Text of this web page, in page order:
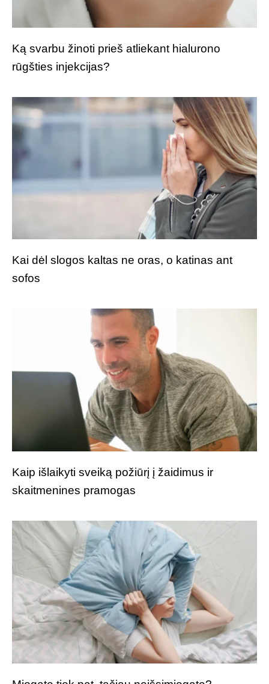
Ką svarbu žinoti prieš atliekant hialurono
rūgšties injekcijas?
Kai dėl slogos kaltas ne oras, o katinas ant
sofos
Kaip išlaikyti sveiką požiūrį į žaidimus ir
skaitmenines pramogas